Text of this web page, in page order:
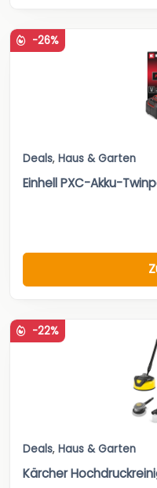
-26%
Deals, Haus & Garten
Einhell PXC-Akku-
-22%
Deals, Haus & Garten
Kärcher